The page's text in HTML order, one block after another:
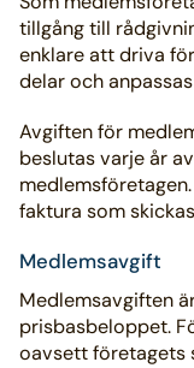
tillgång till
enklare att driva
delar och
Avgiften för
beslutas varje år
faktura som
Medlemsavgift
Medlemsavgiften
prisbasbeloppet.
oavsett företagets